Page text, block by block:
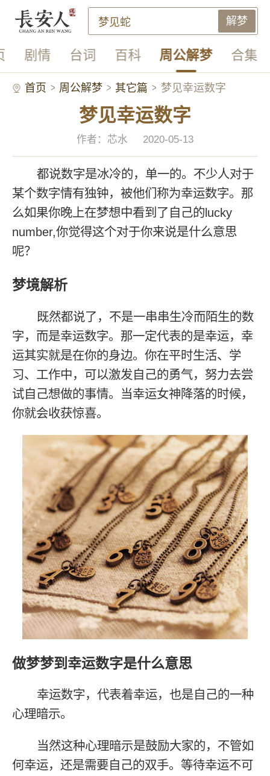
解梦
剧情 台词 百科 周公解梦 合集
首页 周公解梦 其它篇 梦见幸运数字
梦见幸运数字
作者：芯水 2020-05-13
都说数字是冰冷的，单一的。不少人对于
某个数字情有独钟，被他们称为幸运数字。那
么如果你晚上在梦想中看到了自己的lucky
number,你觉得这个对于你来说是什么意思
呢？
梦境解析
既然都说了，不是一串串生冷而陌生的数
字，而是幸运数字。那一定代表的是幸运，幸
运其实就是在你的身边。你在平时生活、学
习、工作中，可以激发自己的勇气，努力去尝
试自己想做的事情。当幸运女神降落的时候，
你就会收获惊喜。
做梦梦到幸运数字是什么意思
幸运数字，代表着幸运，也是自己的一种
心理暗示。
当然这种心理暗示是鼓励大家的，不管如
何幸运，还是需要自己的双手。等待幸运不可